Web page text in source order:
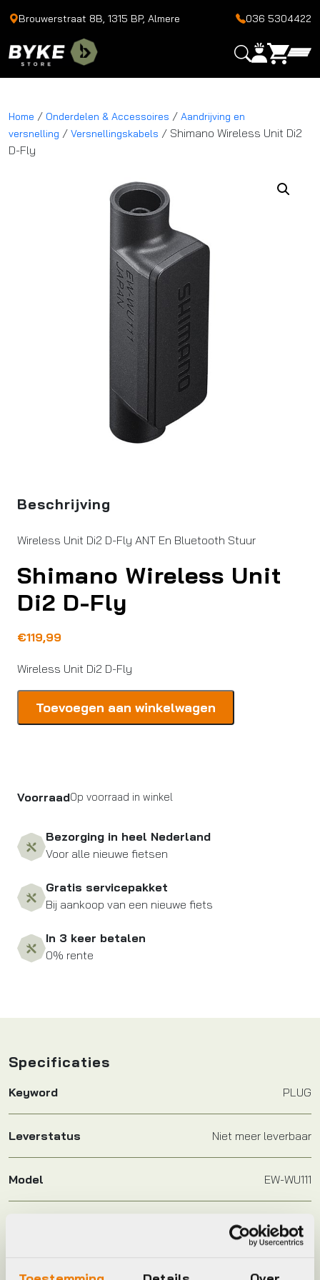
Brouwerstraat 8B, 1315 BP, Almere 036 5304422
Home / Onderdelen & Accessoires / Aandrijving en
versnelling / Versnellingskabels / Shimano Wireless Unit Di2
D-Fly
Beschrijving
Wireless Unit Di2 D-Fly ANT En Bluetooth Stuur
Shimano Wireless Unit
Di2 D-Fly
€119,99
Wireless Unit Di2 D-Fly
Wireless
aantal
Toevoegen aan winkelwagen
VoorraadOp voorraad in winkel
Bezorging in heel Nederland
Voor alle nieuwe fietsen
Gratis servicepakket
Bij aankoop van een nieuwe fiets
In 3 keer betalen
0% rente
Specificaties
Keyword PLUG
Leverstatus Niet meer leverbaar
Model EW-WU111
Shimano